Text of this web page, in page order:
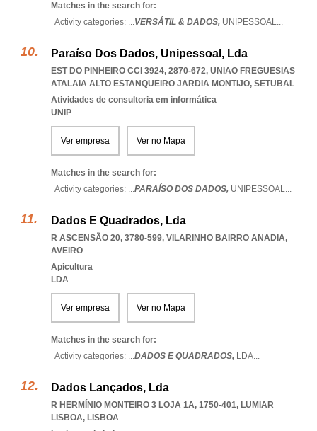
Matches in the search for:
Activity categories: ...VERSÁTIL & DADOS, UNIPESSOAL...
Paraíso Dos Dados, Unipessoal, Lda
EST DO PINHEIRO CCI 3924, 2870-672, UNIAO FREGUESIAS
ATALAIA ALTO ESTANQUEIRO JARDIA MONTIJO, SETUBAL
Atividades de consultoria em informática
UNIP
Ver empresa Ver no Mapa
Matches in the search for:
Activity categories: ...PARAÍSO DOS DADOS, UNIPESSOAL...
Dados E Quadrados, Lda
R ASCENSÃO 20, 3780-599, VILARINHO BAIRRO ANADIA,
AVEIRO
Apicultura
LDA
Ver empresa Ver no Mapa
Matches in the search for:
Activity categories: ...DADOS E QUADRADOS, LDA...
Dados Lançados, Lda
R HERMÍNIO MONTEIRO 3 LOJA 1A, 1750-401, LUMIAR
LISBOA, LISBOA